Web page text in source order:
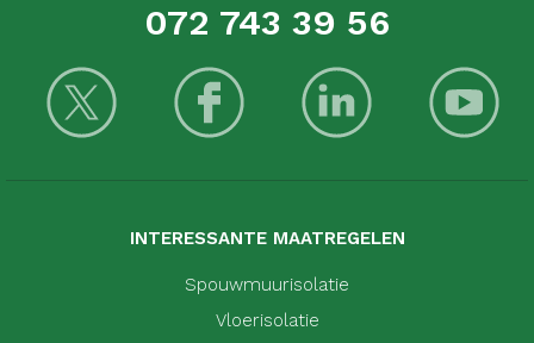
072 743 39 56
INTERESSANTE MAATREGELEN
Spouwmuurisolatie
Vloerisolatie